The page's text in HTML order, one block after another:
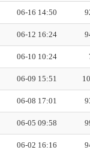
06-16 14:50
06-12 16:24
06-10 10:24
06-09 15:51
06-08 17:01
06-05 09:58
06-02 16:16